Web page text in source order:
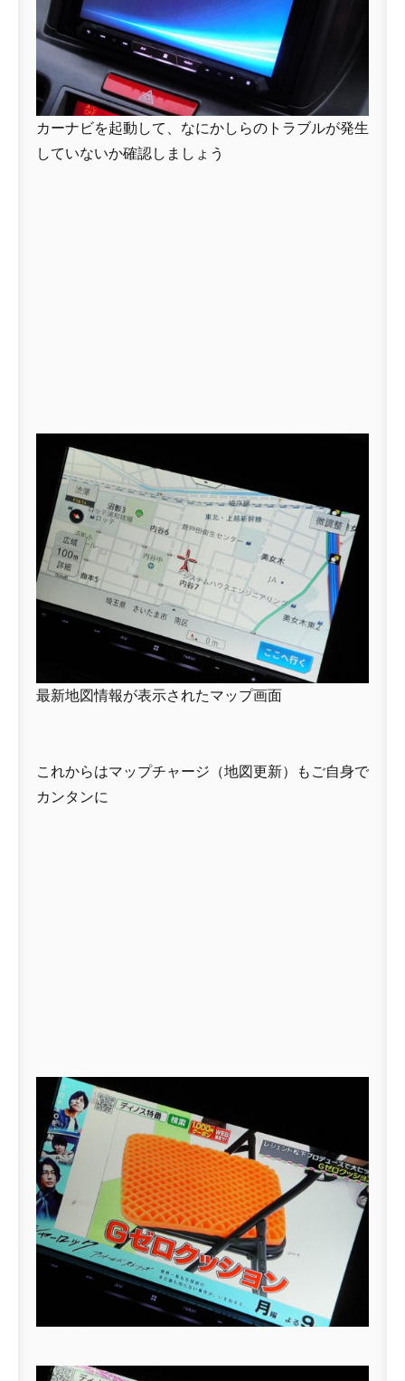
カーナビを起動して、なにかしらのトラブルが発生
していないか確認しましょう
最新地図情報が表示されたマップ画面
これからはマップチャージ（地図更新）もご自身で
カンタンに